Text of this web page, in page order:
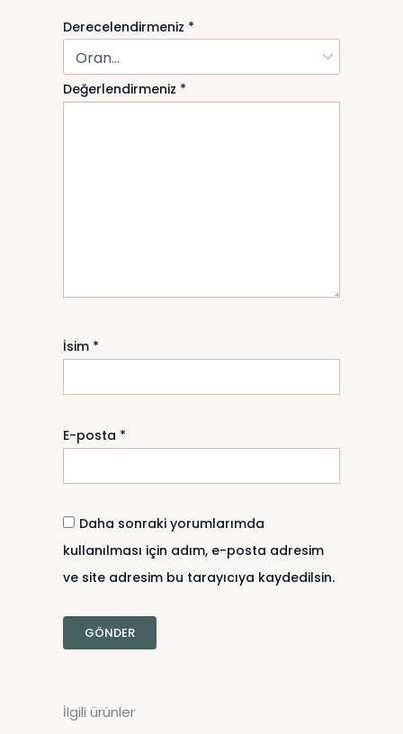
Derecelendirmeniz *
Değerlendirmeniz *
İsim *
E-posta *
Daha sonraki yorumlarımda
kullanılması için adım, e-posta adresim
ve site adresim bu tarayıcıya kaydedilsin.
İlgili ürünler